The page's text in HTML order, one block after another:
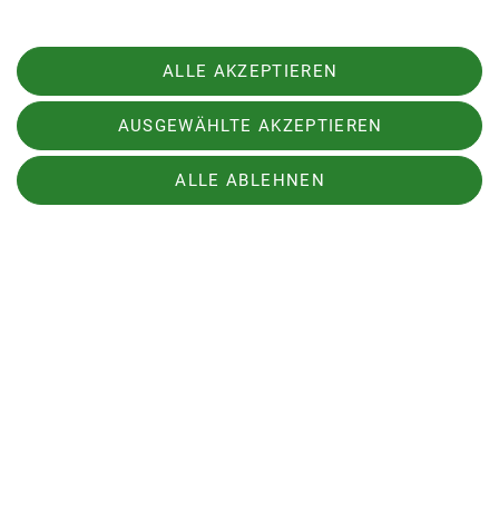
18 Kinder und Jugendliche kletterten an
verschiedenen Stationen. An der 15m
Hangelleiter wurde auf Zeit geklettert. An der 8m
und 15m Wand, im Boulderbereich und am Moon-
Board waren Routen mit unterschiedlichen
ALLE AKZEPTIEREN
AUSGEWÄHLTE AKZEPTIEREN
ALLE ABLEHNEN